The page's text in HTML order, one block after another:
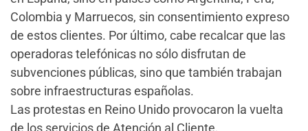
Colombia y Marruecos, sin consentimiento expreso
de estos clientes. Por último, cabe recalcar que las
operadoras telefónicas no sólo disfrutan de
subvenciones públicas, sino que también trabajan
sobre infraestructuras españolas.
Las protestas en Reino Unido provocaron la vuelta
de los servicios de Atención al Cliente,